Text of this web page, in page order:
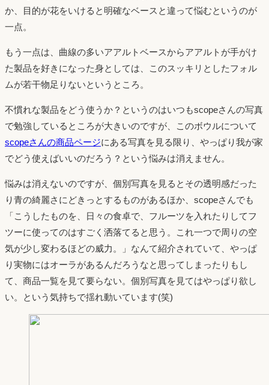
か、目的が花をいけると明確なベースと違って悩むというのが
一点。
もう一点は、曲線の多いアアルトベースからアアルトが手がけ
た製品を好きになった身としては、このスッキリとしたフォル
ムが若干物足りないというところ。
不慣れな製品をどう使うか？というのはいつもscopeさんの写真
で勉強しているところが大きいのですが、このボウルについて
scopeさんの商品ページにある写真を見る限り、やっぱり我が家
でどう使えばいいのだろう？という悩みは消えません。
悩みは消えないのですが、個別写真を見るとその透明感だった
り青の綺麗さにどきっとするものがあるほか、scopeさんでも
「こうしたものを、日々の食卓で、フルーツを入れたりしてフ
ツーに使ってのはすごく洒落てると思う。これ一つで周りの空
気が少し変わるほどの威力。」なんて紹介されていて、やっぱ
り実物にはオーラがあるんだろうなと思ってしまったりもし
て、商品一覧を見て要らない。個別写真を見てはやっぱり欲し
い。という気持ちで揺れ動いています(笑)